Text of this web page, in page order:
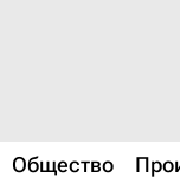
Общество